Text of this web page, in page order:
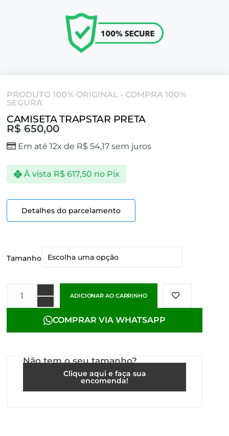
PRODUTO 100% ORIGINAL - COMPRA 100%
SEGURA
CAMISETA TRAPSTAR PRETA
R$ 650,00
Em até 12x de R$ 54,17 sem juros
À vista R$617,50 no Pix
Detalhes do parcelamento
Tamanho
ADICIONAR AO CARRINHO
COMPRAR VIA WHATSAPP
Não tem o seu tamanho?
Clique aqui e faça sua
encomenda!